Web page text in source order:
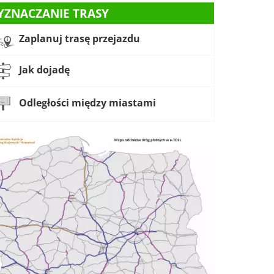
TRASY
Zaplanuj trasę przejazdu
Jak dojadę
Odległości między miastami